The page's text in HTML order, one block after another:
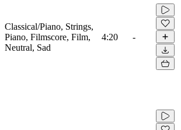
Classical/Piano, Strings,
Piano, Filmscore, Film,
Neutral, Sad
4:20 -